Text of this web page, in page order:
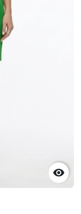
